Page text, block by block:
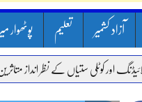
آزاد کشمیر تعلیم پوٹھوار
کوٹلی ستیاں کے نظر انداز متاثرین